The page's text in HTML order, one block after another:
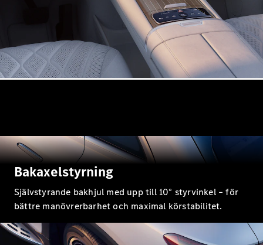
GLS
Mercedes-
Maybach
GLS
Ny
Konfigurator
Mercedes-
Benz Online
Kombi
Bakaxelstyrning
Självstyrande bakhjul med upp till 10° styrvinkel – för
bättre manövrerbarhet och maximal körstabilitet.